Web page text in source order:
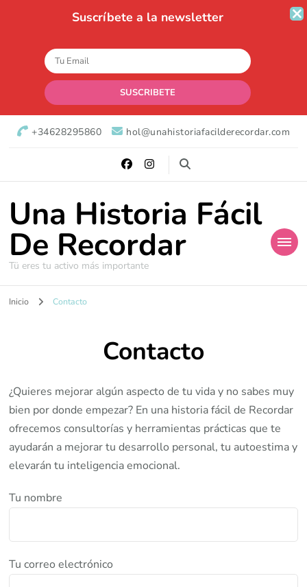
Suscríbete a la newsletter
+34628295860 hol@unahistoriafacilderecordar.com
Una Historia Fácil
De Recordar
Tü eres tu activo más importante
Inicio Contacto
Contacto
¿Quieres mejorar algún aspecto de tu vida y no sabes muy
bien por donde empezar? En una historia fácil de Recordar
ofrecemos consultorías y herramientas prácticas que te
ayudarán a mejorar tu desarrollo personal, tu autoestima y
elevarán tu inteligencia emocional.
Tu nombre
Tu correo electrónico